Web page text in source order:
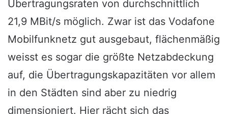
Übertragungsraten von durchschnittlich
21,9 MBit/s möglich. Zwar ist das Vodafone
Mobilfunknetz gut ausgebaut, flächenmäßig
weisst es sogar die größte Netzabdeckung
auf, die Übertragungskapazitäten vor allem
in den Städten sind aber zu niedrig
dimensioniert. Hier rächt sich das